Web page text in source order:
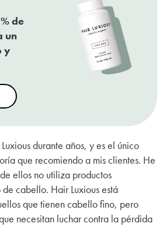
de
un
y
durante años, y es el único
que recomiendo a mis clientes. He
ellos no utiliza productos
cabello. Hair Luxious está
que tienen cabello fino, pero
necesitan luchar contra la pérdida